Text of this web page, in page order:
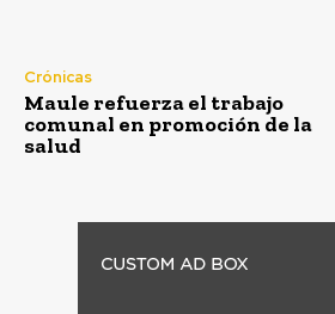
Crónicas
Maule refuerza el trabajo
comunal en promoción de la
salud